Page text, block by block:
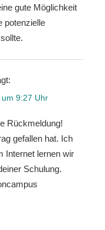
gute Möglichkeit
potenzielle
9:27 Uhr
Rückmeldung!
gefallen hat. Ich
Internet lernen wir
Schulung.